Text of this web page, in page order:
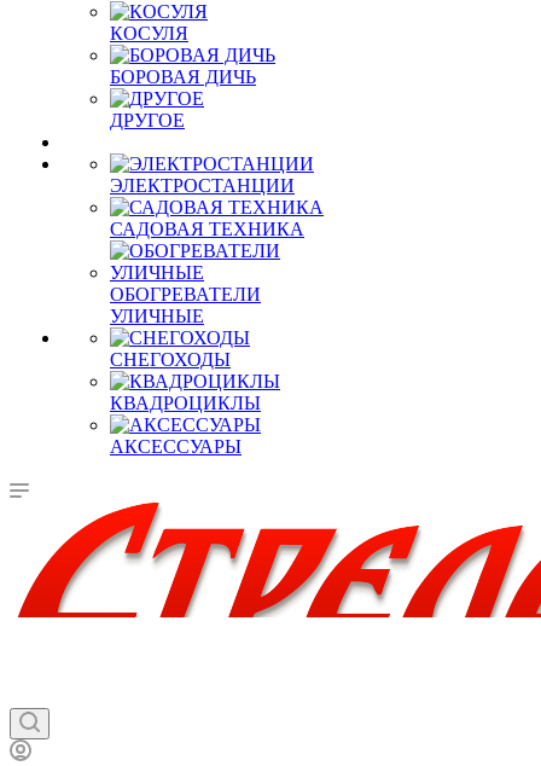
КОСУЛЯ
БОРОВАЯ ДИЧЬ
ДРУГОЕ
ЭЛЕКТРОСТАНЦИИ
САДОВАЯ ТЕХНИКА
ОБОГРЕВАТЕЛИ
УЛИЧНЫЕ
СНЕГОХОДЫ
КВАДРОЦИКЛЫ
АКСЕССУАРЫ